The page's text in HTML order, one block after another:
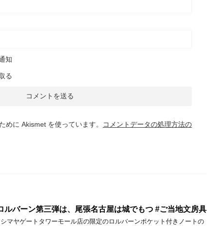
知
る
めに Akismet を使っています。
コメントデータの処理方法の
ルバーン第三弾は、尾張名古屋は城でもつ #ご当地文房具
マヤゲートタワーモール店の限定のロルバーンポケット付きノートの